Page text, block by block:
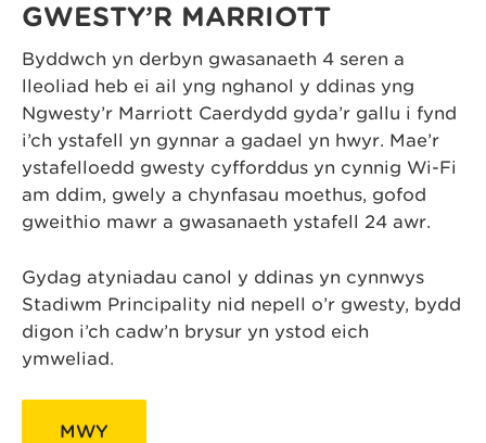
GWESTY’R MARRIOTT
Byddwch yn derbyn gwasanaeth 4 seren a
lleoliad heb ei ail yng nghanol y ddinas yng
Ngwesty’r Marriott Caerdydd gyda’r gallu i fynd
i’ch ystafell yn gynnar a gadael yn hwyr. Mae’r
ystafelloedd gwesty cyfforddus yn cynnig Wi-Fi
am ddim, gwely a chynfasau moethus, gofod
gweithio mawr a gwasanaeth ystafell 24 awr.
Gydag atyniadau canol y ddinas yn cynnwys
Stadiwm Principality nid nepell o’r gwesty, bydd
digon i’ch cadw’n brysur yn ystod eich
ymweliad.
MWY